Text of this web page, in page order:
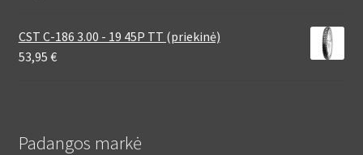
CST C-186 3.00 - 19 45P TT (priekinė)
53,95 €
Padangos markė